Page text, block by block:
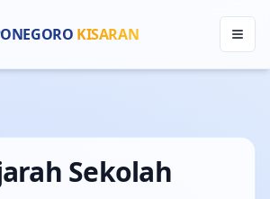
KISARAN
Sekolah